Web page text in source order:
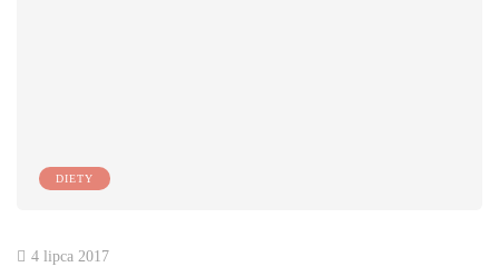
DIETY
4 lipca 2017